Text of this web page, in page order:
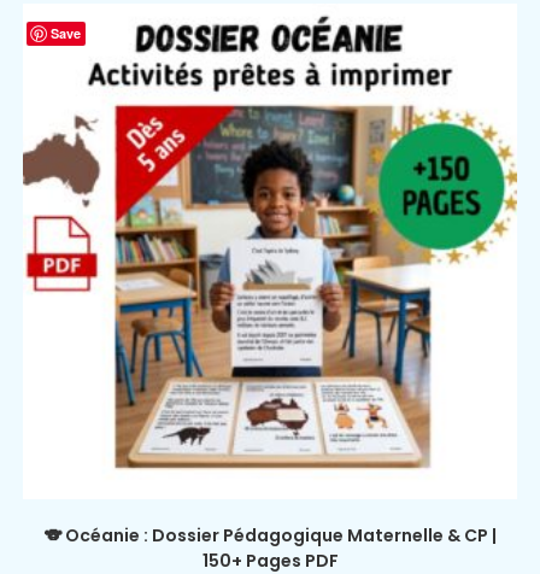
Save
🐨 Océanie : Dossier Pédagogique Maternelle & CP |
150+ Pages PDF